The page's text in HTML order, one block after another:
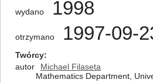
wydano 1998
otrzymano 1997-09-
Twórcy
autor
Michael Filaseta
Mathematics Department,